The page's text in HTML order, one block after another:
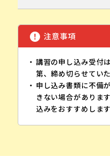
注意事項
講習の申し込み受付
第、締め切らせてい
申し込み書類に不備
きない場合がありま
込みをおすすめします